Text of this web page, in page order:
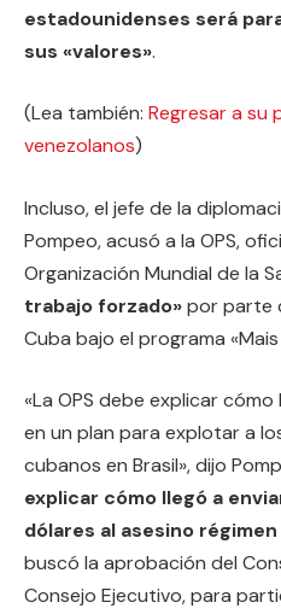
estadounidenses será
sus «valores».
(Lea también: Regresar a su
venezolanos)
Incluso, el jefe de la
Pompeo, acusó a la OPS,
Organización Mundial de la
trabajo forzado»por parte
Cuba bajo el programa
«La OPS debe explicar
en un plan para explotar a
cubanos en Brasil», dijo
explicar cómo llegó a
dólares al asesino
buscó la aprobación del
Consejo Ejecutivo, para